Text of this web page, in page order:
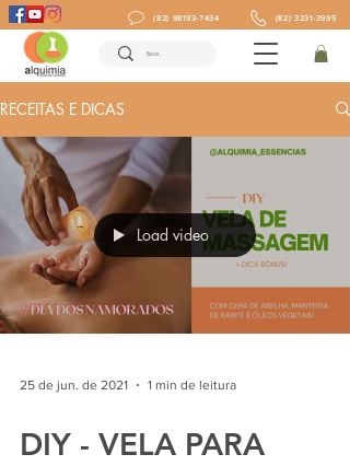
(82) 98193-7434 (82) 3231-3995
RECEITAS E DICAS
Load video
25 de jun. de 2021 1 min de leitura
DIY - VELA PARA